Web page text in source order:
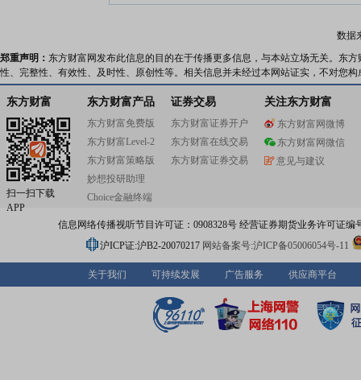
数据
郑重声明： 东方财富网发布此信息的目的在于传播更多信息，与本站立场无关。东
性、完整性、有效性、及时性、原创性等。相关信息并未经过本网站证实，不对您
东方财富
扫一扫下载
APP
东方财富产品
东方财富免费版
东方财富Level-2
东方财富策略版
妙想投研助理
Choice金融终端
证券交易
东方财富证券开户
东方财富在线交易
东方财富证券交易
关注东方财富
东方财富网微博
东方财富网微信
意见与建议
信息网络传播视听节目许可证：0908328号 经营证券期货业务许可证编
沪ICP证:沪B2-20070217 网站备案号:沪ICP备05006054号-11
关于我们 可持续发展 广告服务 供应商平台